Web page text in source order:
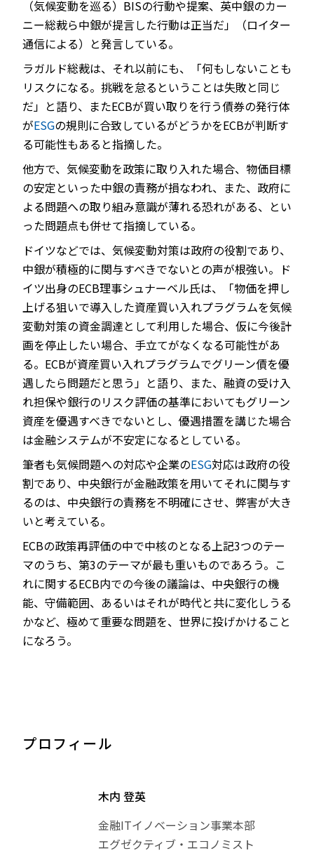
（気候変動を巡る）BISの行動や提案、英中銀のカー
ニー総裁ら中銀が提言した行動は正当だ」（ロイター
通信による）と発言している。
ラガルド総裁は、それ以前にも、「何もしないことも
リスクになる。挑戦を怠るということは失敗と同じ
だ」と語り、またECBが買い取りを行う債券の発行体
がESGの規則に合致しているがどうかをECBが判断す
る可能性もあると指摘した。
他方で、気候変動を政策に取り入れた場合、物価目標
の安定といった中銀の責務が損なわれ、また、政府に
よる問題への取り組み意識が薄れる恐れがある、とい
った問題点も併せて指摘している。
ドイツなどでは、気候変動対策は政府の役割であり、
中銀が積極的に関与すべきでないとの声が根強い。ド
イツ出身のECB理事シュナーベル氏は、「物価を押し
上げる狙いで導入した資産買い入れプラグラムを気候
変動対策の資金調達として利用した場合、仮に今後計
画を停止したい場合、手立てがなくなる可能性があ
る。ECBが資産買い入れプラグラムでグリーン債を優
遇したら問題だと思う」と語り、また、融資の受け入
れ担保や銀行のリスク評価の基準においてもグリーン
資産を優遇すべきでないとし、優遇措置を講じた場合
は金融システムが不安定になるとしている。
筆者も気候問題への対応や企業のESG対応は政府の役
割であり、中央銀行が金融政策を用いてそれに関与す
るのは、中央銀行の責務を不明確にさせ、弊害が大き
いと考えている。
ECBの政策再評価の中で中核のとなる上記3つのテー
マのうち、第3のテーマが最も重いものであろう。こ
れに関するECB内での今後の議論は、中央銀行の機
能、守備範囲、あるいはそれが時代と共に変化しうる
かなど、極めて重要な問題を、世界に投げかけること
になろう。
プロフィール
木内 登英
金融ITイノベーション事業本部
エグゼクティブ・エコノミスト